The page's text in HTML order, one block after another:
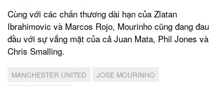
Cùng với các chấn thương dài hạn của Zlatan
Ibrahimovic và Marcos Rojo, Mourinho cũng đang đau
đầu với sự vắng mặt của cả Juan Mata, Phil Jones và
Chris Smalling.
MANCHESTER UNITED
JOSE MOURINHO